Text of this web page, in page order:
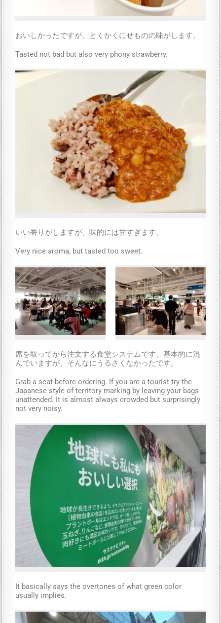
おいしかったですが、とくかくにせものの味がします。
Tasted not bad but also very phony strawberry.
いい香りがしますが、味的には甘すぎます。
Very nice aroma, but tasted too sweet.
席を取ってから注文する食堂システムです。基本的に混
んでいますが、そんなにうるさくなかったです。
Grab a seat before ordering. If you are a tourist try the
Japanese style of territory marking by leaving your bags
unattended. It is almost always crowded but surprisingly
not very noisy.
It basically says the overtones of what green color
usually implies.